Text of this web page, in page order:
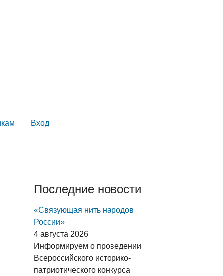
Вход
Последние новости
«Связующая нить народов
России»
4 августа 2026
Информируем о проведении
Всероссийского историко-
патриотического конкурса